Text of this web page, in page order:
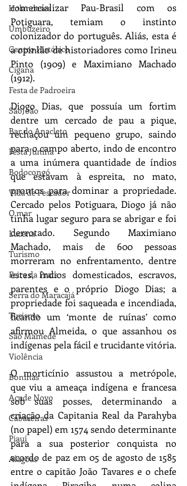
Holandeses
Umbuzeiro
Centro Histórico
Cigana
Festa de Padroeira
SãoJoão
Bar do Anacleto
Festa Junina
Bodocongó
Vida de Pescador
O mar
Lucena
Turismo
Feira da Prata
Serra do Maracajá
Turismo
São Mamede
Violência
Boninas
Açude Novo
Cabaceiras
Piauí
Alagoas
comercializar Pau-Brasil com os
Potiguara, temiam o instinto
colonizador do português. Aliás, esta é
a opinião de historiadores como Irineu
Pinto (1909) e Maximiano Machado
(1912).
Diogo Dias, que possuía um fortim
dentre um cercado de pau a pique,
rechaçou um pequeno grupo, saindo
para o campo aberto, indo de encontro
a uma inúmera quantidade de índios
que estavam à espreita, no mato,
prontos para dominar a propriedade.
Cercado pelos Potiguara, Diogo já não
tinha lugar seguro para se abrigar e foi
derrotado. Segundo Maximiano
Machado, mais de 600 pessoas
morreram no enfrentamento, dentre
estes, índios domesticados, escravos,
parentes e o próprio Diogo Dias; a
propriedade foi saqueada e incendiada,
ficando um ‘monte de ruínas’ como
afirmou Almeida, o que assanhou os
indígenas pela fácil e trucidante vitória.
O morticínio assustou a metrópole,
que viu a ameaça indígena e francesa
sob suas posses, determinando a
criação da Capitania Real da Parahyba
(no papel) em 1574 sendo determinante
para a sua posterior conquista no
acordo de paz em 05 de agosto de 1585
entre o capitão João Tavares e o chefe